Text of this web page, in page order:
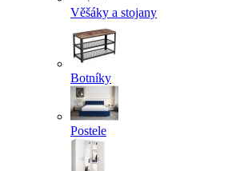
Věšáky a stojany
Botníky
Postele